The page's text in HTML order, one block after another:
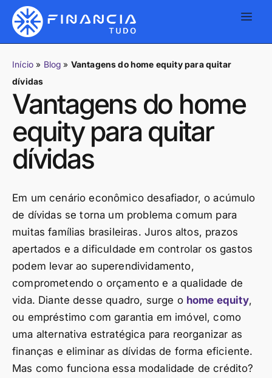
Início » Blog » Vantagens do home equity para quitar
dívidas
Vantagens do home
equity para quitar
dívidas
Em um cenário econômico desafiador, o acúmulo
de dívidas se torna um problema comum para
muitas famílias brasileiras. Juros altos, prazos
apertados e a dificuldade em controlar os gastos
podem levar ao superendividamento,
comprometendo o orçamento e a qualidade de
vida. Diante desse quadro, surge o home equity,
ou empréstimo com garantia em imóvel, como
uma alternativa estratégica para reorganizar as
finanças e eliminar as dívidas de forma eficiente.
Mas como funciona essa modalidade de crédito?